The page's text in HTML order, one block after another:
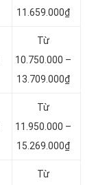
11.659.000₫
Từ
10.750.000 –
13.709.000₫
Từ
11.950.000 –
15.269.000₫
Từ